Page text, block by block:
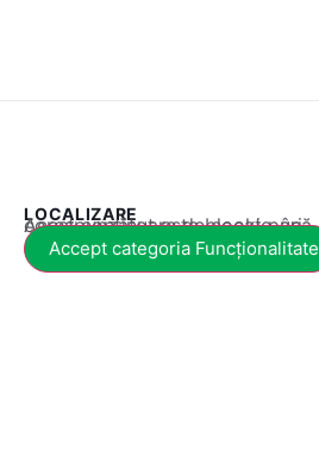
LOCALIZARE
Acest conținut este blocat până când acceptați categoria corespunzătoare de cookie-uri.
Accept categoria Funcționalitate